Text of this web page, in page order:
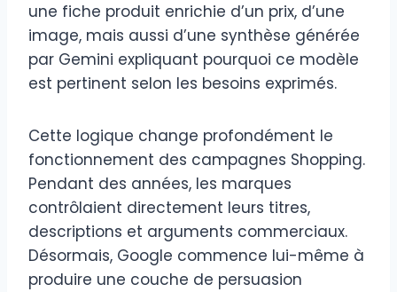
une fiche produit enrichie d’un prix, d’une
image, mais aussi d’une synthèse générée
par Gemini expliquant pourquoi ce modèle
est pertinent selon les besoins exprimés.
Cette logique change profondément le
fonctionnement des campagnes Shopping.
Pendant des années, les marques
contrôlaient directement leurs titres,
descriptions et arguments commerciaux.
Désormais, Google commence lui-même à
produire une couche de persuasion